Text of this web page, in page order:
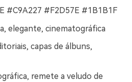
#C9A227 #F2D57E #1B1B1F
elegante, cinematográfica
capas de álbuns,
remete a veludo de